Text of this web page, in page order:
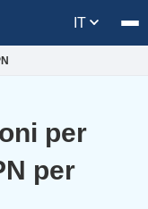
IT
per
per